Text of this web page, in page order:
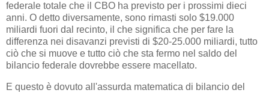
federale totale che il CBO ha previsto per i prossimi dieci
anni. O detto diversamente, sono rimasti solo $19.000
miliardi fuori dal recinto, il che significa che per fare la
differenza nei disavanzi previsti di $20-25.000 miliardi, tutto
ciò che si muove e tutto ciò che sta fermo nel saldo del
bilancio federale dovrebbe essere macellato.
E questo è dovuto all'assurda matematica di bilancio del